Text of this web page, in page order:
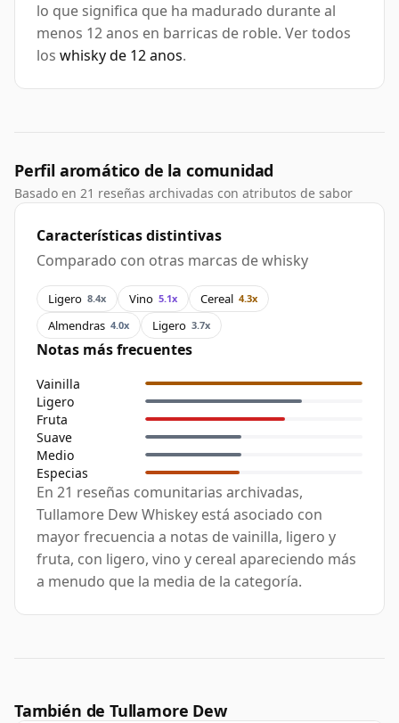
lo que significa que ha madurado durante al
menos 12 anos en barricas de roble. Ver todos
los whisky de 12 anos.
Perfil aromático de la comunidad
Basado en 21 reseñas archivadas con atributos de sabor
Características distintivas
Comparado con otras marcas de whisky
Ligero 8.4x Vino 5.1x Cereal 4.3x
Almendras 4.0x Ligero 3.7x
Notas más frecuentes
Vainilla
Ligero
Fruta
Suave
Medio
Especias
En 21 reseñas comunitarias archivadas,
Tullamore Dew Whiskey está asociado con
mayor frecuencia a notas de vainilla, ligero y
fruta, con ligero, vino y cereal apareciendo más
a menudo que la media de la categoría.
También de Tullamore Dew